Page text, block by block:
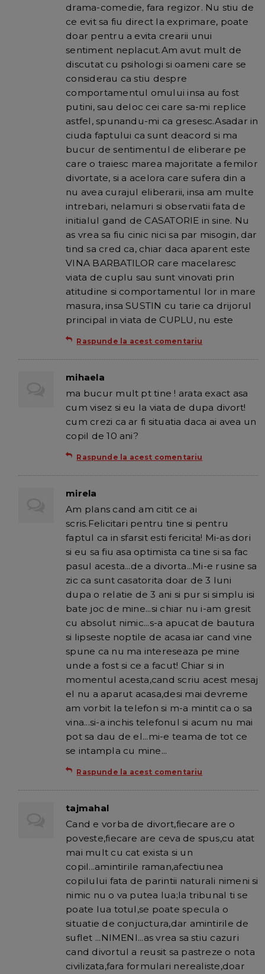
drama-comedie, fara regizor. Nu stiu de
ce evit sa fiu direct la exprimare, poate
doar pentru a evita crearii unui
sentiment neplacut.Am avut mult de
discutat cu psihologi si oameni care se
considerau ca stiu despre
comportamentul omului insa au fost
putini, sau deloc cei care sa-mi replice
astfel, spunandu-mi ca gresesc.Asadar in
ciuda faptului ca sunt deacord si ma
bucur de sentimentul de eliberare pe
care o traiesc marea majoritate a femilor
divortate, si a acelora care sufera din a
nu avea curajul eliberarii, insa am multe
intrebari, nelamuri si observatii fata de
initialul gand de CASATORIE in sine. Nu
as vrea sa fiu cinic nici sa par misogin, dar
tind sa cred ca, chiar daca aparent este
VINA BARBATILOR care macelaresc
viata de cuplu sau sunt vinovati prin
atitudine si comportamentul lor in mare
masura, insa SUSTIN cu tarie ca drijorul
principal in viata de CUPLU, nu este
Raspunde la acest comentariu
mihaela
ma bucur mult pt tine ! arata exact asa
cum visez si eu la viata de dupa divort!
cum crezi ca ar fi situatia daca ai avea un
copil de 10 ani?
Raspunde la acest comentariu
mirela
Am plans cand am citit ce ai
scris.Felicitari pentru tine si pentru
faptul ca in sfarsit esti fericita! Mi-as dori
si eu sa fiu asa optimista ca tine si sa fac
pasul acesta...de a divorta...Mi-e rusine sa
zic ca sunt casatorita doar de 3 luni
dupa o relatie de 3 ani si pur si simplu isi
bate joc de mine...si chiar nu i-am gresit
cu absolut nimic...s-a apucat de bautura
si lipseste noptile de acasa iar cand vine
spune ca nu ma intereseaza pe mine
unde a fost si ce a facut! Chiar si in
momentul acesta,cand scriu acest mesaj
el nu a aparut acasa,desi mai devreme
am vorbit la telefon si m-a mintit ca o sa
vina...si-a inchis telefonul si acum nu mai
pot sa dau de el...mi-e teama de tot ce
se intampla cu mine...
Raspunde la acest comentariu
tajmahal
Cand e vorba de divort,fiecare are o
poveste,fiecare are ceva de spus,cu atat
mai mult cu cat exista si un
copil...amintirile raman,afectiunea
copilului fata de parintii naturali nimeni si
nimic nu o va putea lua;la tribunal ti se
poate lua totul,se poate specula o
situatie de conjuctura,dar amintirile de
suflet ...NIMENI...as vrea sa stiu cazuri
cand divortul a reusit sa pastreze o nota
civilizata,fara formulari nerealiste,doar